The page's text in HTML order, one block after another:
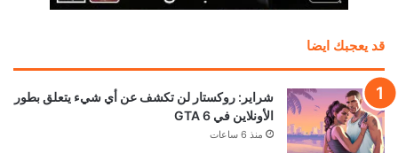
قد يعجبك ايضا
شراير: روكستار لن تكشف عن أي شيء يتعلق بطور
الأونلاين في GTA 6
منذ 6 ساعات